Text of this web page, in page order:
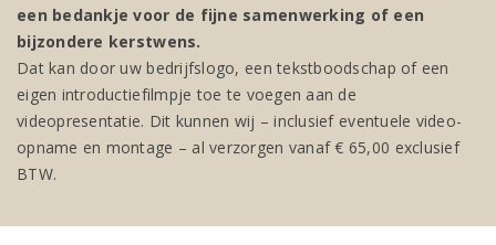
een bedankje voor de fijne samenwerking of een
bijzondere kerstwens.
Dat kan door uw bedrijfslogo, een tekstboodschap of een
eigen introductiefilmpje toe te voegen aan de
videopresentatie. Dit kunnen wij – inclusief eventuele video-
opname en montage – al verzorgen vanaf € 65,00 exclusief
BTW.